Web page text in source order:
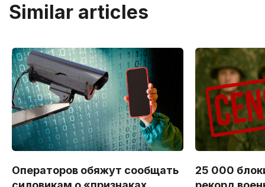
Similar articles
Операторов обяжут сообщать
25 000